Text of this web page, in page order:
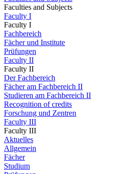
Faculties and Subjects
Faculty I
Faculty I
Fachbereich
Fächer und Institute
Prüfungen
Faculty II
Faculty II
Der Fachbereich
Fächer am Fachbereich II
Studieren am Fachbereich II
Recognition of credits
Forschung und Zentren
Faculty III
Faculty III
Aktuelles
Allgemein
Fächer
Studium